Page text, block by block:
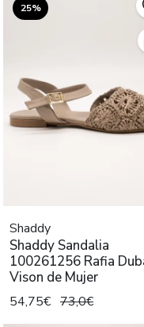
25%
Shaddy
Shaddy Sandalia
100261256 Rafia
Vison de Mujer
54,75€ 73,0€